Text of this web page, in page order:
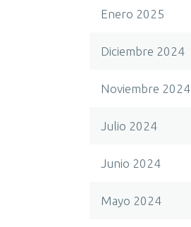
Enero 2025
Diciembre 2024
Noviembre 2024
Julio 2024
Junio 2024
Mayo 2024